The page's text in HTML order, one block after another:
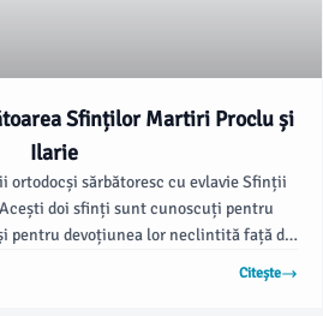
Sfinților Martiri Proclu și
Ilarie
ortodocși sărbătoresc cu evlavie Sfinții
doi sfinți sunt cunoscuți pentru
pentru devoțiunea lor neclintită față de
Citește